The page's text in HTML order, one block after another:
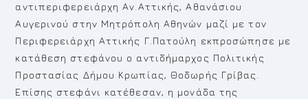
αντιπεριφερειάρχη Αν.Αττικής, Αθανάσιου
Αυγερινού στην Μητρόπολη Αθηνών μαζί με τον
Περιφερειάρχη Αττικής Γ.Πατούλη εκπροσώπησε με
κατάθεση στεφάνου ο αντιδήμαρχος Πολιτικής
Προστασίας Δήμου Κρωπίας, Θοδωρής Γρίβας.
Επίσης στεφάνι κατέθεσαν, η μονάδα της